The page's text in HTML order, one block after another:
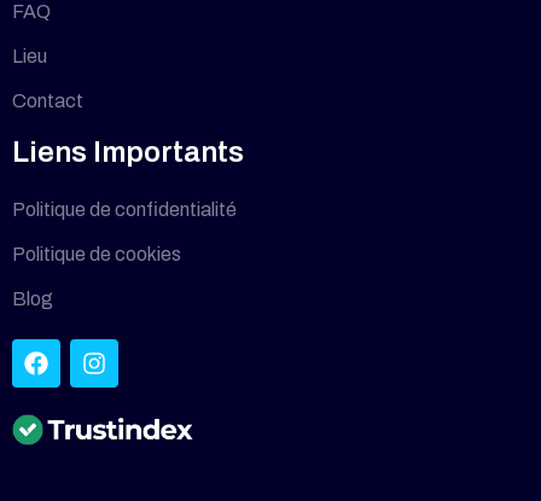
FAQ
Lieu
Contact
Liens Importants
Politique de confidentialité
Politique de cookies
Blog